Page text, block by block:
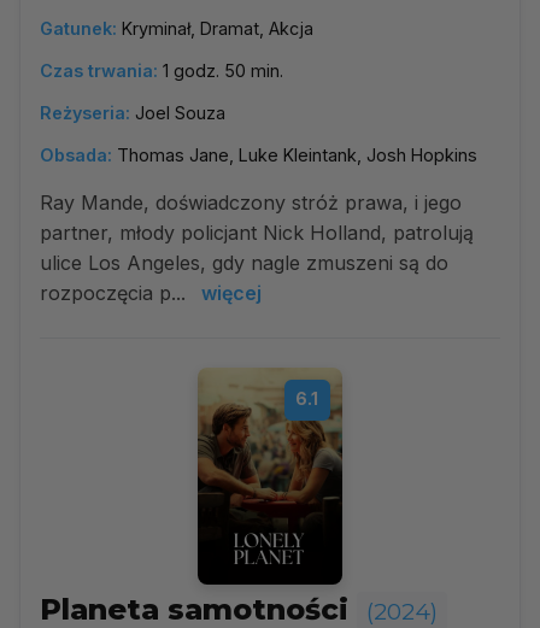
Gatunek: Kryminał, Dramat, Akcja
Czas trwania: 1 godz. 50 min.
Reżyseria: Joel Souza
Obsada: Thomas Jane, Luke Kleintank, Josh Hopkins
Ray Mande, doświadczony stróż prawa, i jego
partner, młody policjant Nick Holland, patrolują
ulice Los Angeles, gdy nagle zmuszeni są do
rozpoczęcia p...
więcej
6.1
Planeta samotności (2024)